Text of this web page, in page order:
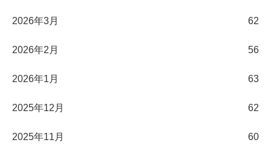
2026年3月 62
2026年2月 56
2026年1月 63
2025年12月 62
2025年11月 60